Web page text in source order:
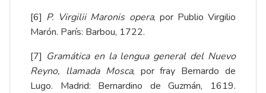
[6] P. Virgilii Maronis opera, por Publio Virgilio
Marón. París: Barbou, 1722.
[7] Gramática en la lengua general del Nuevo
Reyno, llamada Mosca, por fray Bernardo de
Lugo. Madrid: Bernardino de Guzmán, 1619.